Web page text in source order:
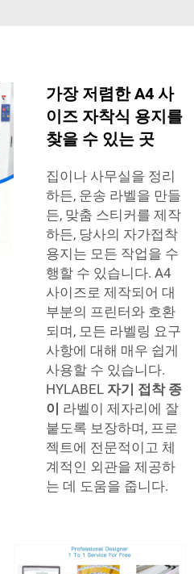
가장 저렴한 A4 사
이즈 자착식 용지를
찾을 수 있는 곳
집이나 사무실을 정리
하든, 운송 라벨을 만들
든, 맞춤 스티커를 제작
하든, 당사의 자가접착
용지는 모든 작업을 수
행할 수 있습니다. A4
사이즈로 제작되어 대
부분의 프린터와 호환
되며, 모든 라벨링 요구
사항에 대해 매우 쉽게
사용할 수 있습니다.
HYLABEL 자기 접착 종
이 라벨이 제자리에 잘
붙도록 보장하며, 프로
젝트에 전문적이고 체
계적인 외관을 제공하
는 데 도움을 줍니다.